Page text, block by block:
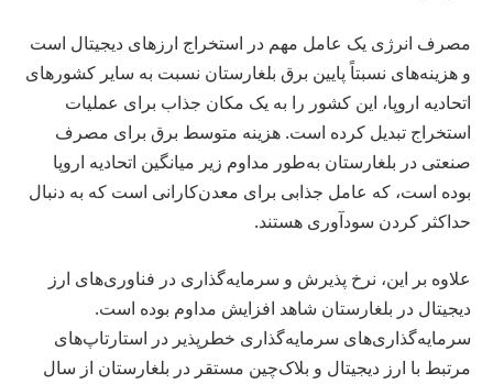
مصرف انرژی یک عامل مهم در استخراج ارزهای دیجیتال است
و هزینه‌های نسبتاً پایین برق بلغارستان نسبت به سایر کشورهای
اتحادیه اروپا، این کشور را به یک مکان جذاب برای عملیات
استخراج تبدیل کرده است. هزینه متوسط برق برای مصرف
صنعتی در بلغارستان به‌طور مداوم زیر میانگین اتحادیه اروپا
بوده است، که عامل جذابی برای معدن‌کارانی است که به دنبال
حداکثر کردن سودآوری هستند.
علاوه بر این، نرخ پذیرش و سرمایه‌گذاری در فناوری‌های ارز
دیجیتال در بلغارستان شاهد افزایش مداوم بوده است.
سرمایه‌گذاری‌های سرمایه‌گذاری خطرپذیر در استارتاپ‌های
مرتبط با ارز دیجیتال و بلاک‌چین مستقر در بلغارستان از سال